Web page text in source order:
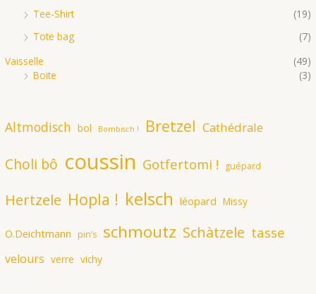
Tee-Shirt
(19)
Tote bag
(7)
Vaisselle
(49)
Boite
(3)
Altmodisch bol Bombisch ! Bretzel Cathédrale
Choli bô coussin Gotfertomi ! guépard
Hertzele Hopla ! kelsch léopard Missy
O.Deichtmann pin’s schmoutz Schàtzele tasse
velours verre vichy